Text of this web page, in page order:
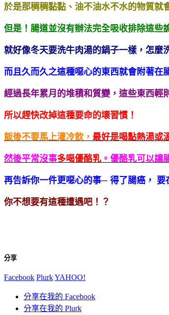
於是那稠稠黏黏、油不油水不水的物質就
但是！腸道並沒有辦法完全吸收排除這些
就好像冬天要洗牛肉湯的鍋子一樣，怎麼
而且久而久之這種噁心的東西就會附著在
經過長年累月的堆積和質變，這些東西輕
所以趕快改掉這種要命的壞習慣！
飯後不要馬上灌冷飲， 最好是喝點熱湯或
然後平常沒事多喝優酪乳 。優酪乳可以讓
再告訴你一件更噁心的事─ 得了腸癌， 要
你不想要有這種遭遇吧！？
分享
Facebook PlurkYAHOO!
分享在我的 Facebook
分享在我的 Plurk